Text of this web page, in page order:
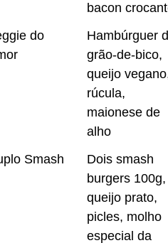
bacon
do
Hambúrguer
grão-de-bico,
queijo
rúcula,
maionese de
alho
Smash
Dois smash
burgers 100g,
queijo prato,
picles, molho
especial da